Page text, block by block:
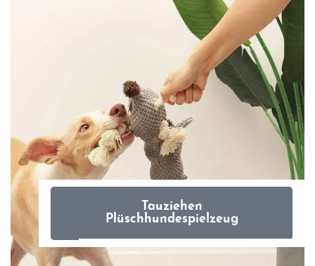
Tauziehen
Plüschhundespielzeug